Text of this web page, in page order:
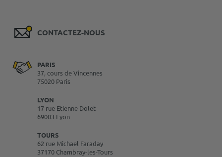
CONTACTEZ-NOUS
PARIS
37, cours de Vincennes
75020 Paris
LYON
17 rue Etienne Dolet
69003 Lyon
TOURS
62 rue Michael Faraday
37170 Chambray-les-Tours